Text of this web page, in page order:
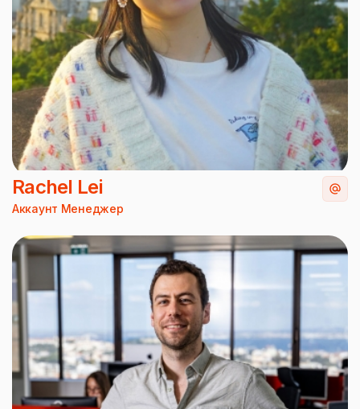
Rachel Lei
Аккаунт Менеджер